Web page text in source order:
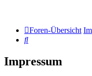
Foren-Übersicht
Suche
Impressum